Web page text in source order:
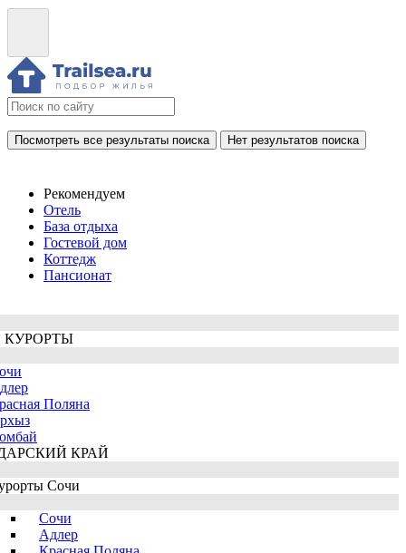
Посмотреть все результаты поиска Нет результатов поиска
Рекомендуем
Отель
База отдыха
Гостевой дом
Коттедж
Пансионат
КУРОРТЫ
Поляна
КРАЙ
Сочи
Сочи
Адлер